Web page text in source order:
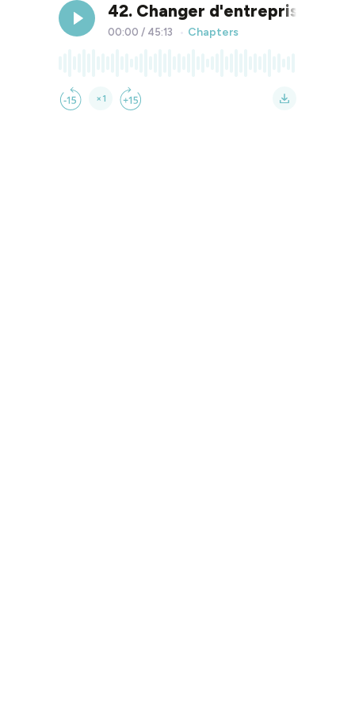
42. Changer d'entreprise
00:00 / 45:13 Chapters
×1